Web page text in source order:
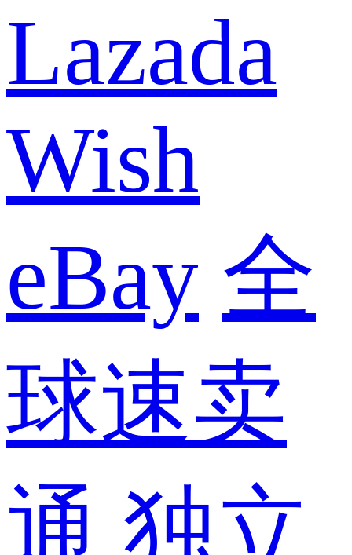
Lazada
Wish
eBay 全
球速卖
通 独立